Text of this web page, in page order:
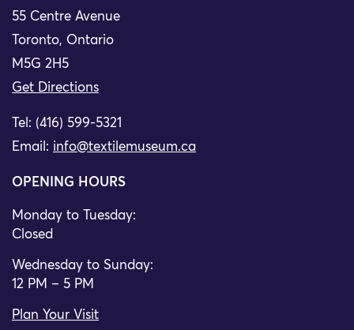
55 Centre Avenue
Toronto, Ontario
M5G 2H5
Get Directions
Tel: (416) 599-5321
Email: info@textilemuseum.ca
OPENING HOURS
Monday to Tuesday:
Closed
Wednesday to Sunday:
12 PM – 5 PM
Plan Your Visit